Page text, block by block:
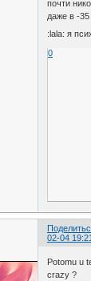
почти
даже в -
:lala: я
0
02-04
Potomu u
crazy ?